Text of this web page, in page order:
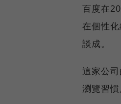
百度在
在個性
談成。
這家公
瀏覽習慣